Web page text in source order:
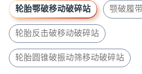
轮胎鄂破移动破碎站 颚破履
轮胎反击破移动破碎站
轮胎圆锥破振动筛移动破碎站